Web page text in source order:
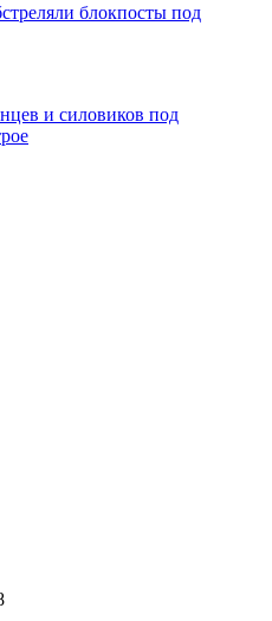
блокпосты под
и силовиков под